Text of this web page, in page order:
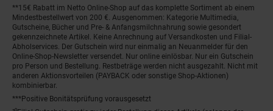
**15€ Rabatt im Netto Online-Shop auf das komplette Sortiment ab einem
Mindestbestellwert von 200 €. Ausgenommen: Kategorie Multimedia,
Gutscheine, Bücher und Pre- & Anfangsmilchnahrung sowie gesondert
gekennzeichnete Artikel. Keine Anrechnung auf Versandkosten und Filial-
Abholservices. Der Gutschein wird nur einmalig an Neuanmelder für den
Online-Shop-Newsletter versendet. Nur online einlösbar. Nur ein Gutschein
pro Person und Bestellung. Restbeträge werden nicht ausgezahlt. Nicht mit
anderen Aktionsvorteilen (PAYBACK oder sonstige Shop-Aktionen)
kombinierbar.
***Positive Bonitätsprüfung vorausgesetzt